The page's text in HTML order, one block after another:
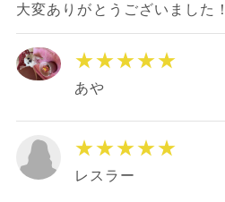
大変ありがとうございました！
★★★★★
あや
★★★★★
レスラー